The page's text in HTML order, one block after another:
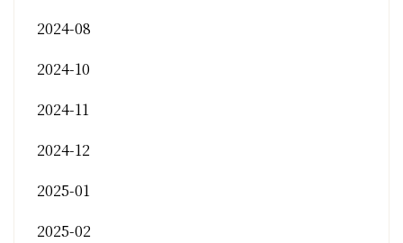
2024-08
2024-10
2024-11
2024-12
2025-01
2025-02